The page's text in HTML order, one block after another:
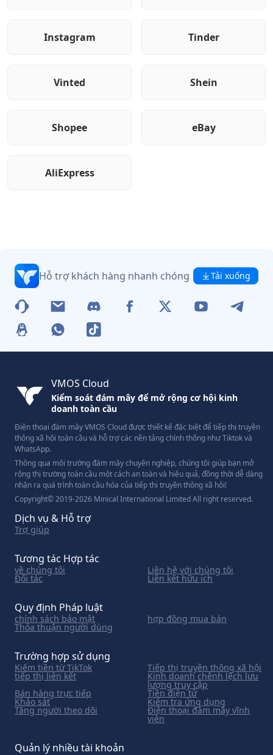
Instagram Tinder
Vinted Shein
Shopee eBay
AliExpress
Hỗ trợ khách hàng nhanh chóng Tải xuống
VMOS Cloud
Kiểm soát đám mây để mở rộng cơ hội kinh
doanh toàn cầu
Điện thoại đám mây VMOS Cloud được thiết kế đặc biệt để tiếp thị truyền
thông xã hội toàn cầu và hỗ trợ các nền tảng chính thống như Tiktok và
WhatsApp.
Thông qua môi trường đám mây chuyên nghiệp, chúng tôi giúp bạn mở
rộng thị trường toàn cầu một cách an toàn và hiệu quả, đồng thời dễ dàng
nhận ra quá trình toàn cầu hóa của tiếp thị truyền thông xã hội!
Copyright© 2019-2026 Minical International Limited All right reserved.
Dịch vụ & Hỗ trợ
Trợ giúp
Tương tác Hợp tác
về chúng tôi Liên hệ với chúng tôi
Đối tác Liên kết hữu ích
Quy định Pháp luật
chính sách bảo mật hợp đồng mua bán
Thỏa thuận người dùng
Trường hợp sử dụng
Kiếm tiền từ TikTok Tiếp thị truyền thông xã hội
tiếp thị liên kết Kinh doanh chênh lệch lưu
lượng truy cập
Bán hàng trực tiếp Tiền điện tử
Khảo sát Kiểm tra ứng dụng
Tăng người theo dõi Điện thoại đám mây vĩnh
viễn
Quản lý nhiều tài khoản